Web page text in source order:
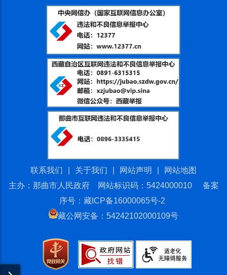
联系我们 关于我们 网站声明
网站地图
主办：那曲市人民政府 网站标识码：5424000010
备案
序号：藏ICP备16000065号-2
藏公网安备：54242102000109号